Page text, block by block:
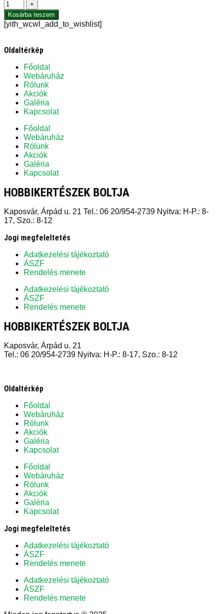
+
Kosárba teszem
[yith_wcwl_add_to_wishlist]
Oldaltérkép
Főoldal
Webáruház
Rólunk
Akciók
Galéria
Kapcsolat
Főoldal
Webáruház
Rólunk
Akciók
Galéria
Kapcsolat
HOBBIKERTÉSZEK BOLTJA
Kaposvár, Árpád u. 21 Tel.: 06 20/954-2739 Nyitva: H-P.: 8-
17, Szo.: 8-12
Jogi megfeleltetés
Adatkezelési tájékoztató
ÁSZF
Rendelés menete
Adatkezelési tájékoztató
ÁSZF
Rendelés menete
HOBBIKERTÉSZEK BOLTJA
Kaposvár, Árpád u. 21
Tel.: 06 20/954-2739 Nyitva: H-P.: 8-17, Szo.: 8-12
Oldaltérkép
Főoldal
Webáruház
Rólunk
Akciók
Galéria
Kapcsolat
Főoldal
Webáruház
Rólunk
Akciók
Galéria
Kapcsolat
Jogi megfeleltetés
Adatkezelési tájékoztató
ÁSZF
Rendelés menete
Adatkezelési tájékoztató
ÁSZF
Rendelés menete